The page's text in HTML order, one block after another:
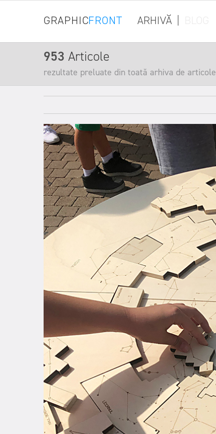
GRAPHICFRONT ARHIVĂ
953 Articole
rezultate preluate din toată arhiva de articole